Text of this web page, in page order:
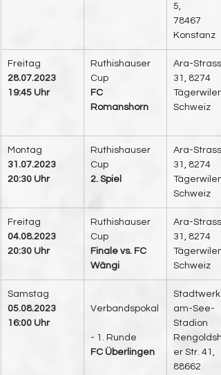
5,
78467
Konstanz
Freitag
28.07.2023
19:45 Uhr
Ruthishauser
Cup
FC
Romanshorn
Ara-
31, 8274
Schweiz
Montag
31.07.2023
20:30 Uhr
Ruthishauser
Cup
2. Spiel
​Ara-
31, 8274
Schweiz
Freitag
04.08.2023
20:30 Uhr
Ruthishauser
Cup
Finale vs. FC
Wängi
Ara-
31, 8274
Schweiz
Samstag
05.08.2023
16:00 Uhr
Verbandspokal
- 1. Runde
FC Überlingen
am-See-
Stadion
er Str. 41,
88662